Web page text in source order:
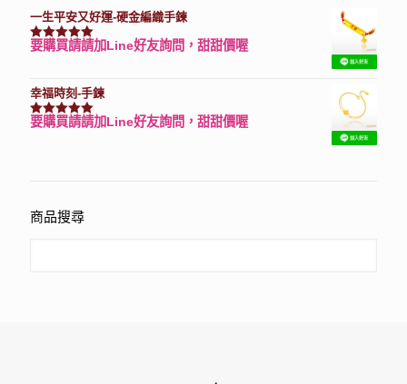
一生平安又好運-硬金編織手鍊
評分7740滿分 5
要購買請請加Line好友詢問，甜甜價喔
幸福時刻-手鍊
評分3150滿分 5
要購買請請加Line好友詢問，甜甜價喔
商品搜尋